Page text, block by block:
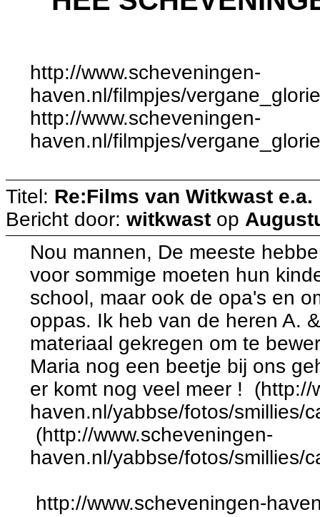
http://www.scheveningen-
haven.nl/filmpjes/
http://www.scheveningen-
haven.nl/filmpjes/
Titel: Re:Films van Witkwast e.a.
Bericht door: witkwast op
Nou mannen, De meeste
voor sommige moeten hun
school, maar ook de opa's en
oppas. Ik heb van de heren A.
materiaal gekregen om te
Maria nog een beetje bij ons
er komt nog veel meer ! (http://
haven.nl/yabbse/fotos/smillies/
(http://www.scheveningen-
haven.nl/yabbse/fotos/smillies/
http://www.scheveningen-